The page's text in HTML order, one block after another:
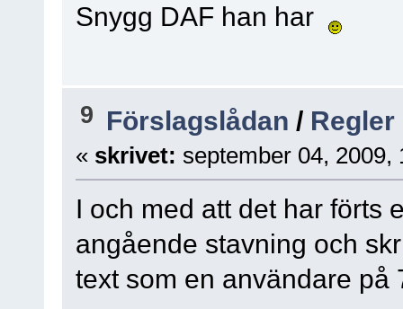
Snygg DAF han har
9 Förslagslådan /
« skrivet: september 04, 2009,
I och med att det har förts
angående stavning och
text som en användare på